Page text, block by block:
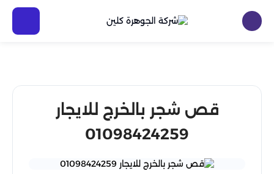
قص شجر بالخرج للايجار
01098424259